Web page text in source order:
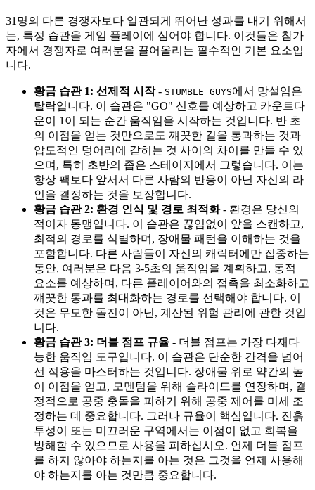
31명의 다른 경쟁자보다 일관되게 뛰어난 성과를 내기 위해서
는, 특정 습관을 게임 플레이에 심어야 합니다. 이것들은 참가
자에서 경쟁자로 여러분을 끌어올리는 필수적인 기본 요소입
니다.
황금 습관 1: 선제적 시작- STUMBLE GUYS에서 망설임은
탈락입니다. 이 습관은 "GO" 신호를 예상하고 카운트다
운이 1이 되는 순간 움직임을 시작하는 것입니다. 반 초
의 이점을 얻는 것만으로도 꺠끗한 길을 통과하는 것과
압도적인 덩어리에 갇히는 것 사이의 차이를 만들 수 있
으며, 특히 초반의 좁은 스테이지에서 그렇습니다. 이는
항상 팩보다 앞서서 다른 사람의 반응이 아닌 자신의 라
인을 결정하는 것을 보장합니다.
황금 습관 2: 환경 인식 및 경로 최적화- 환경은 당신의
적이자 동맹입니다. 이 습관은 끊임없이 앞을 스캔하고,
최적의 경로를 식별하며, 장애물 패턴을 이해하는 것을
포함합니다. 다른 사람들이 자신의 캐릭터에만 집중하는
동안, 여러분은 다음 3-5초의 움직임을 계획하고, 동적
요소를 예상하며, 다른 플레이어와의 접촉을 최소화하고
꺠끗한 통과를 최대화하는 경로를 선택해야 합니다. 이
것은 무모한 돌진이 아닌, 계산된 위험 관리에 관한 것입
니다.
황금 습관 3: 더블 점프 규율 - 더블 점프는 가장 다재다
능한 움직임 도구입니다. 이 습관은 단순한 간격을 넘어
선 적용을 마스터하는 것입니다. 장애물 위로 약간의 높
이 이점을 얻고, 모멘텀을 위해 슬라이드를 연장하며, 결
정적으로 공중 충돌을 피하기 위해 공중 제어를 미세 조
정하는 데 중요합니다. 그러나 규율이 핵심입니다. 진흙
투성이 또는 미끄러운 구역에서는 이점이 없고 회복을
방해할 수 있으므로 사용을 피하십시오. 언제 더블 점프
를 하지 않아야 하는지를 아는 것은 그것을 언제 사용해
야 하는지를 아는 것만큼 중요합니다.